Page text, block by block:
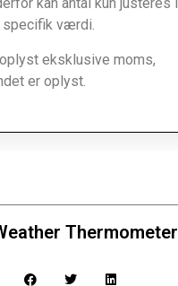
kan antal kun justeres i
specifik værdi.
eksklusive moms,
er oplyst.
Thermometer